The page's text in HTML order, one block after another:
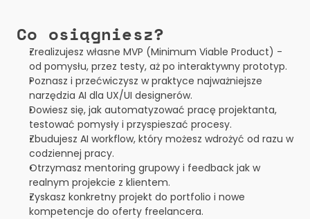
Co osiągniesz?
Zrealizujesz własne MVP (Minimum Viable Product) -
od pomysłu, przez testy, aż po interaktywny prototyp.
Poznasz i przećwiczysz w praktyce najważniejsze
narzędzia AI dla UX/UI designerów.
Dowiesz się, jak automatyzować pracę projektanta,
testować pomysły i przyspieszać procesy.
Zbudujesz AI workflow, który możesz wdrożyć od razu w
codziennej pracy.
Otrzymasz mentoring grupowy i feedback jak w
realnym projekcie z klientem.
Zyskasz konkretny projekt do portfolio i nowe
kompetencje do oferty freelancera.